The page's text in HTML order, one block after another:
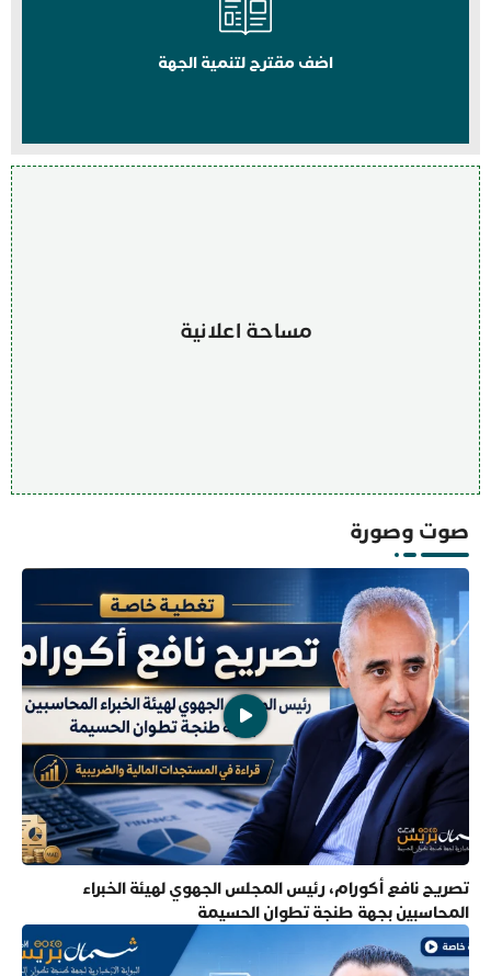
اضف مقترح لتنمية الجهة
مساحة اعلانية
صوت وصورة
تصريح نافع أكورام، رئيس المجلس الجهوي لهيئة الخبراء
المحاسبين بجهة طنجة تطوان الحسيمة